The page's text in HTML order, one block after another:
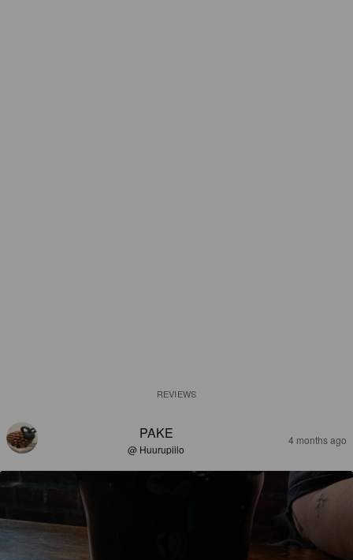
REVIEWS
PAKE
@ Huurupiilo
4 months ago